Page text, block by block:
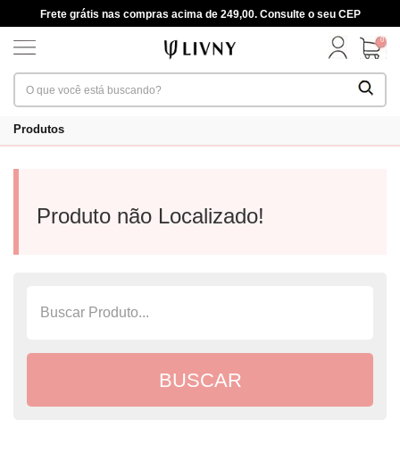
Frete grátis nas compras acima de 249,00. Consulte o seu CEP
0
Produtos
Produto não Localizado!